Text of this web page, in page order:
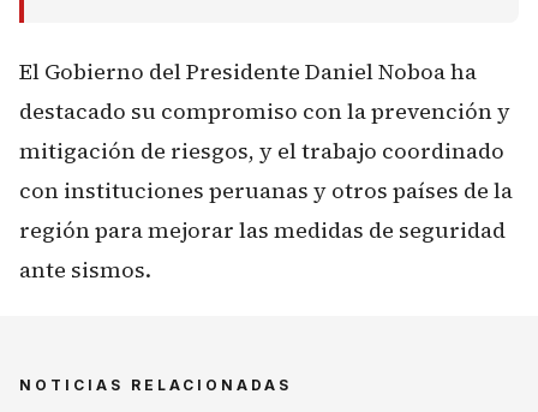
El Gobierno del Presidente Daniel Noboa ha
destacado su compromiso con la prevención y
mitigación de riesgos, y el trabajo coordinado
con instituciones peruanas y otros países de la
región para mejorar las medidas de seguridad
ante sismos.
NOTICIAS RELACIONADAS